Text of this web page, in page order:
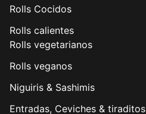
Rolls Cocidos
Rolls calientes
Rolls vegetarianos
Rolls veganos
Niguiris & Sashimis
Entradas, Ceviches & tiraditos